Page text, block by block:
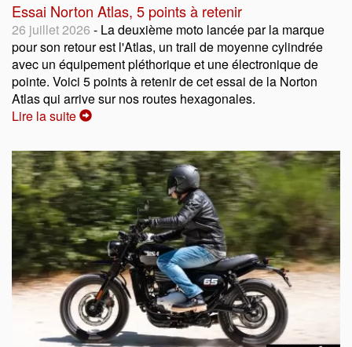
Essai Norton Atlas, 5 points à retenir
26 juillet 2026 - La deuxième moto lancée par la marque
pour son retour est l'Atlas, un trail de moyenne cylindrée
avec un équipement pléthorique et une électronique de
pointe. Voici 5 points à retenir de cet essai de la Norton
Atlas qui arrive sur nos routes hexagonales.
Lire la suite